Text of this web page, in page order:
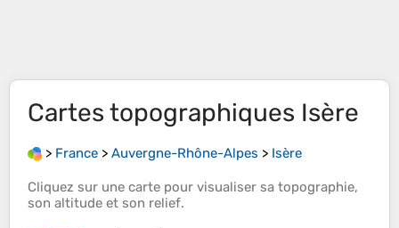
Cartes topographiques Isère
> France > Auvergne-Rhône-Alpes > Isère
Cliquez sur une carte pour visualiser sa topographie,
son altitude et son relief.